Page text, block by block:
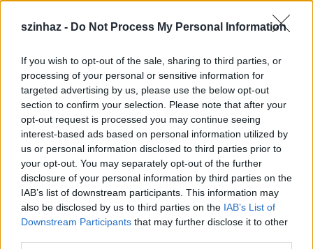
szinhaz - Do Not Process My Personal Information
If you wish to opt-out of the sale, sharing to third parties, or
processing of your personal or sensitive information for
targeted advertising by us, please use the below opt-out
section to confirm your selection. Please note that after your
opt-out request is processed you may continue seeing
interest-based ads based on personal information utilized by
us or personal information disclosed to third parties prior to
your opt-out. You may separately opt-out of the further
disclosure of your personal information by third parties on the
IAB’s list of downstream participants. This information may
also be disclosed by us to third parties on the IAB’s List of
Downstream Participants that may further disclose it to other
szinhaz szerk.•2016. december 23.
A Madách Színháztól a Vígszínházig a budapesti
színházak ajánlatai, azok számára, akik
karácsonykor is szeretnének színházat látni.